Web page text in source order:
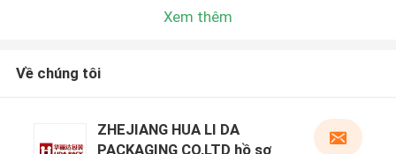
Xem thêm
Về chúng tôi
ZHEJIANG HUA LI DA
PACKAGING CO,LTD hồ sơ